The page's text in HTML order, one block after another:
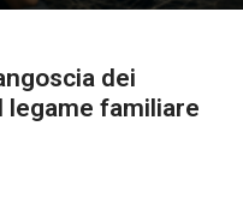
dei
legame familiare